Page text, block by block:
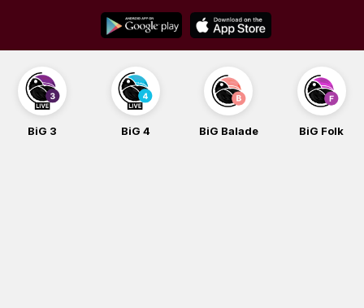
content
BiG 4 BiG Balade BiG Folk BiG iG